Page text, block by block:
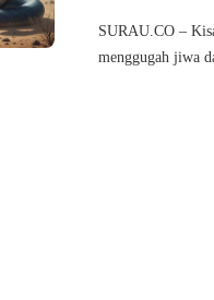
SURAU.CO –
menggugah jiwa